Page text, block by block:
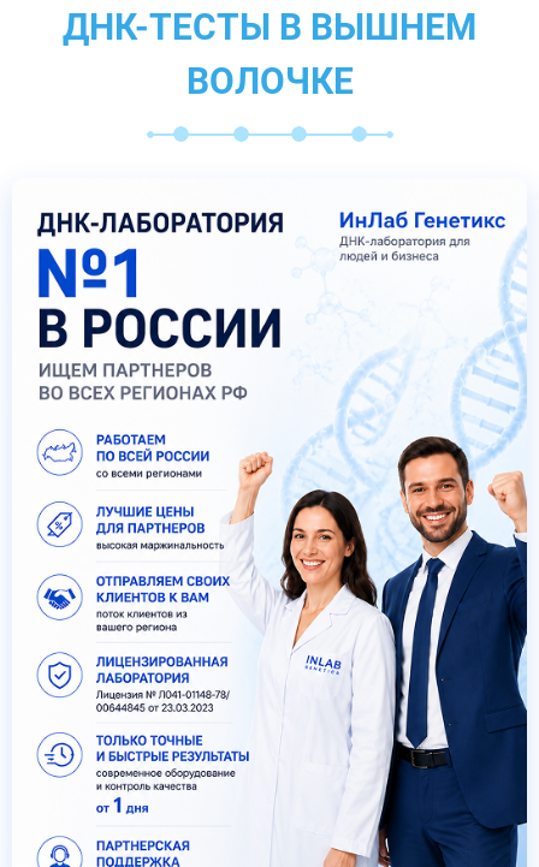
ДНК-ТЕСТЫ В ВЫШНЕМ
ВОЛОЧКЕ